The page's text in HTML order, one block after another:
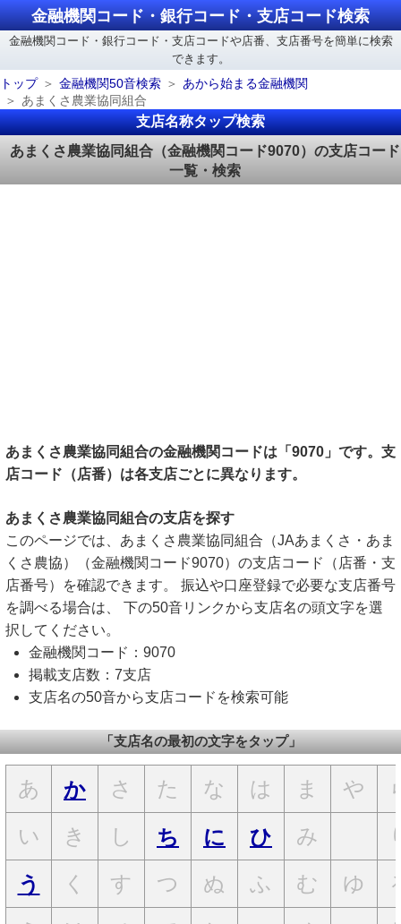
金融機関コード・銀行コード・支店コード検索
金融機関コード・銀行コード・支店コードや店番、支店番号を簡単に検索
できます。
トップ
金融機関50音検索
あから始まる金融機関
あまくさ農業協同組合
支店名称タップ検索
あまくさ農業協同組合（金融機関コード9070）の支店コード
一覧・検索
あまくさ農業協同組合の金融機関コードは「9070」です。支
店コード（店番）は各支店ごとに異なります。
あまくさ農業協同組合の支店を探す
このページでは、あまくさ農業協同組合（JAあまくさ・あま
くさ農協）（金融機関コード9070）の支店コード（店番・支
店番号）を確認できます。 振込や口座登録で必要な支店番号
を調べる場合は、 下の50音リンクから支店名の頭文字を選
択してください。
金融機関コード：9070
掲載支店数：7支店
支店名の50音から支店コードを検索可能
「支店名の最初の文字をタップ」
あ か さ た な は ま や
い
き し ち に ひ み
う
く す つ ぬ ふ む ゆ